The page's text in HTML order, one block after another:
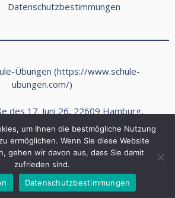
Datenschutzbestimmungen
Übungen (https://www.schule-
ubungen.com/)
des 17. Juni 26, 22609 Hamburg,
Deutschland
ubungen.com
40 468989 Fax: +49 (0) 40 468990
Schule Ubungen ©
um Ihnen die bestmögliche Nutzung
ermöglichen. Wenn Sie diese Website
gehen wir davon aus, dass Sie damit
zufrieden sind.
Datenschutzbestimmungen